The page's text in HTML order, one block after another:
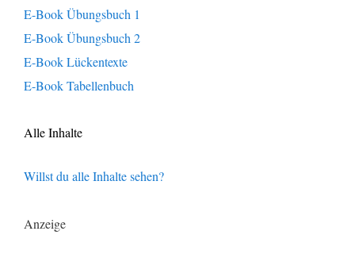
E-Book Übungsbuch 1
E-Book Übungsbuch 2
E-Book Lückentexte
E-Book Tabellenbuch
Alle Inhalte
Willst du alle Inhalte sehen?
Anzeige